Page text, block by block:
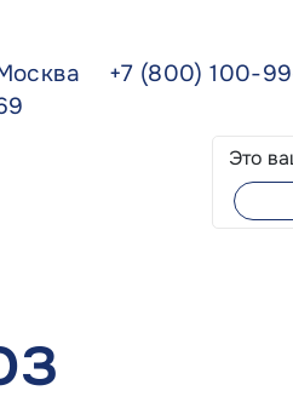
+7 (800) 100-
Это